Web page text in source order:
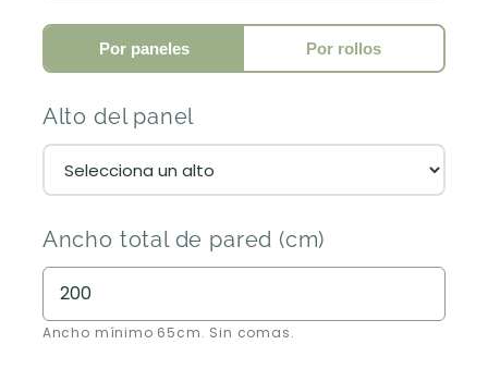
Por paneles Por rollos
Alto del panel
Ancho total de pared (cm)
Ancho mínimo 65cm. Sin comas.